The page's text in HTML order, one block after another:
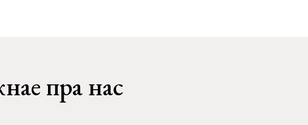
пра нас